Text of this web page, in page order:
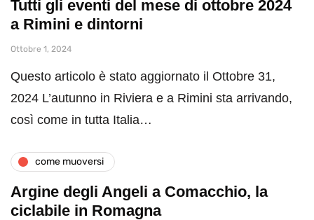
Tutti gli eventi del mese di ottobre 2024
a Rimini e dintorni
Ottobre 1, 2024
Questo articolo è stato aggiornato il Ottobre 31,
2024 L’autunno in Riviera e a Rimini sta arrivando,
così come in tutta Italia…
come muoversi
Argine degli Angeli a Comacchio, la
ciclabile in Romagna